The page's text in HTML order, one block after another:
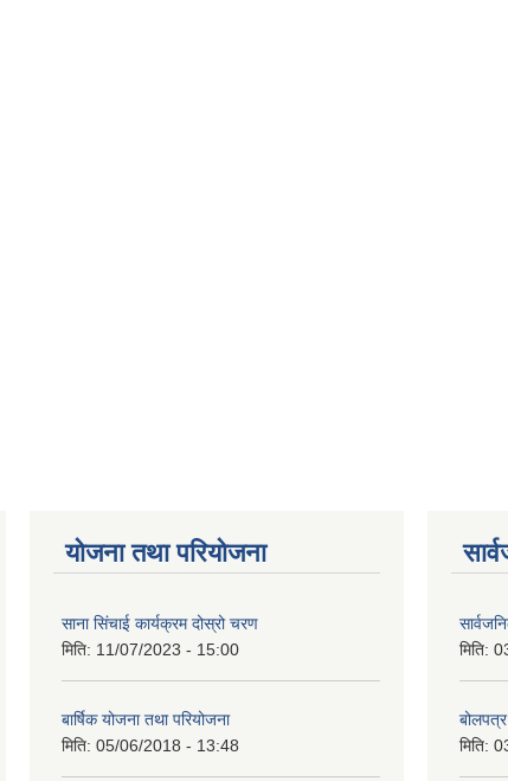
योजना तथा परियोजना
साना सिंचाई कार्यक्रम दोस्रो चरण
मिति: 11/07/2023 - 15:00
बार्षिक योजना तथा परियोजना
मिति: 05/06/2018 - 13:48
मिति:
मिति: